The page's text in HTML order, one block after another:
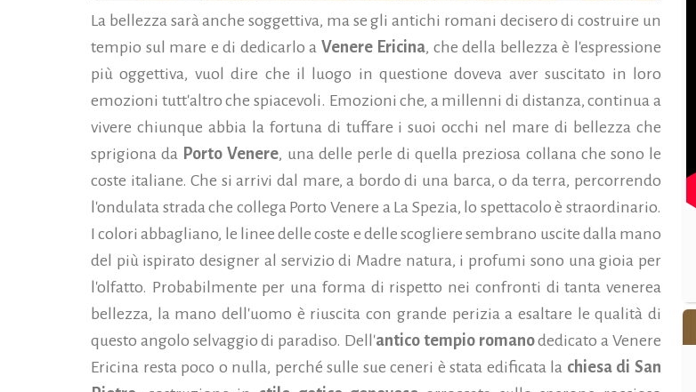
La bellezza sarà anche soggettiva, ma se gli antichi romani decisero di costruire un
tempio sul mare e di dedicarlo a Venere Ericina, che della bellezza è l'espressione
più oggettiva, vuol dire che il luogo in questione doveva aver suscitato in loro
emozioni tutt'altro che spiacevoli. Emozioni che, a millenni di distanza, continua a
vivere chiunque abbia la fortuna di tuffare i suoi occhi nel mare di bellezza che
sprigiona da Porto Venere, una delle perle di quella preziosa collana che sono le
coste italiane. Che si arrivi dal mare, a bordo di una barca, o da terra, percorrendo
l'ondulata strada che collega Porto Venere a La Spezia, lo spettacolo è straordinario.
I colori abbagliano, le linee delle coste e delle scogliere sembrano uscite dalla mano
del più ispirato designer al servizio di Madre natura, i profumi sono una gioia per
l'olfatto. Probabilmente per una forma di rispetto nei confronti di tanta venerea
bellezza, la mano dell'uomo è riuscita con grande perizia a esaltare le qualità di
questo angolo selvaggio di paradiso. Dell'antico tempio romanodedicato a Venere
Ericina resta poco o nulla, perché sulle sue ceneri è stata edificata la chiesa di San